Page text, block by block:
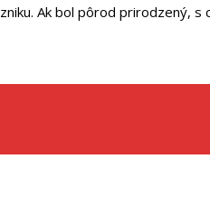
Ak bol pôrod prirodzený, s